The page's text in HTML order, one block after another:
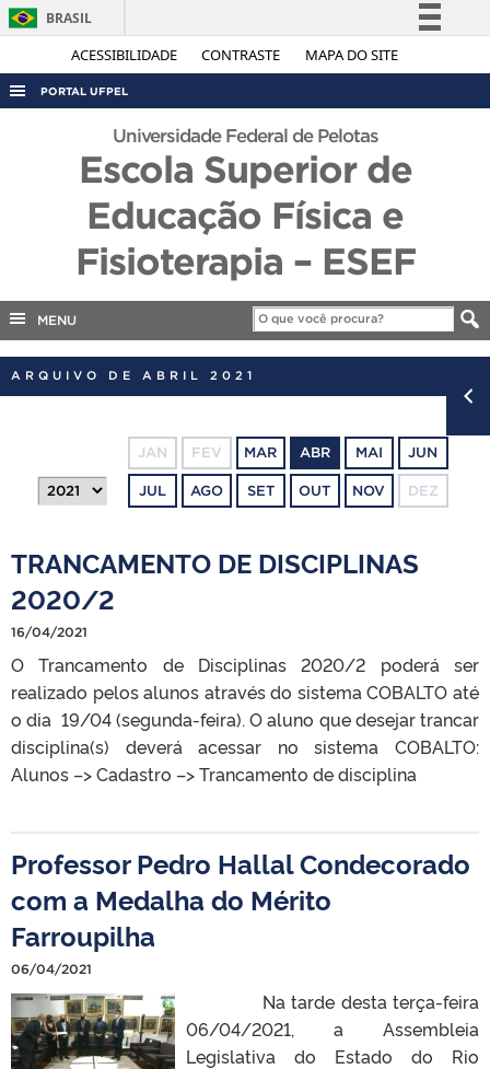
ACESSIBILIDADE CONTRASTE MAPA DO SITE
BRASIL
Simplifique!
Acesso à informação
Legislação
Canais
PORTAL UFPEL
ACESSO À INFORMAÇÃO
AUDITORIA
COBALTO
EDITAIS
INTERNACIONAL
Universidade Federal de Pelotas
Escola Superior de
Educação Física e
Fisioterapia – ESEF
MENU
ARQUIVO DE ABRIL 2021
JAN FEV MAR ABR MAI JUN
JUL AGO SET OUT NOV DEZ
TRANCAMENTO DE DISCIPLINAS
2020/2
16/04/2021
O Trancamento de Disciplinas 2020/2 poderá ser
realizado pelos alunos através do sistema COBALTO até
o dia 19/04 (segunda-feira). O aluno que desejar trancar
disciplina(s) deverá acessar no sistema COBALTO:
Alunos –> Cadastro –> Trancamento de disciplina
Professor Pedro Hallal Condecorado
com a Medalha do Mérito
Farroupilha
06/04/2021
Na tarde desta terça-feira
06/04/2021, a Assembleia
Legislativa do Estado do Rio